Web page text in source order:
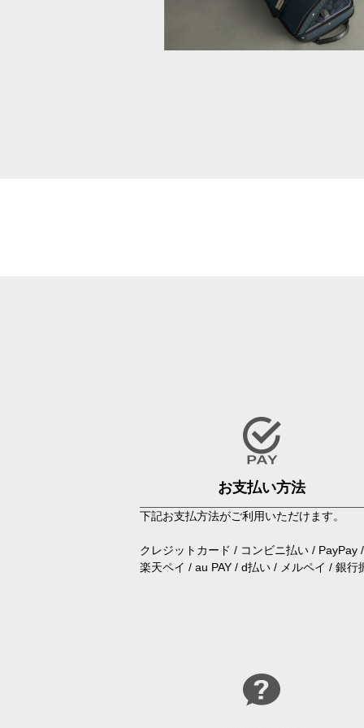
お支払い方法
下記お支払方法がご利用いただけます。
クレジットカード / コンビニ払い / PayPay /
楽天ペイ / au PAY / d払い / メルペイ / 銀行